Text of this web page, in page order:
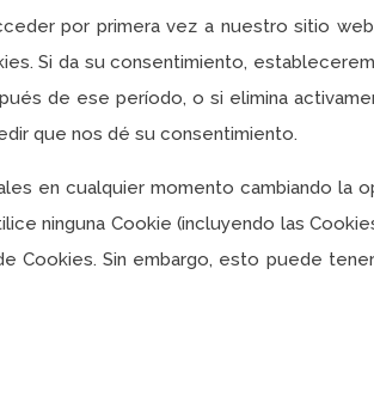
por primera vez a nuestro sitio
Si da su consentimiento,
de ese período, o si elimina
que nos dé su consentimiento.
en cualquier momento cambiando la
ninguna Cookie (incluyendo las
Cookies. Sin embargo, esto puede